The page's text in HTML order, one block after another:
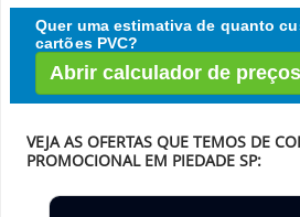
Quer uma estimativa de quanto
cartões PVC?
Abrir calculador de preços
VEJA AS OFERTAS QUE TEMOS DE
PROMOCIONAL EM PIEDADE SP: